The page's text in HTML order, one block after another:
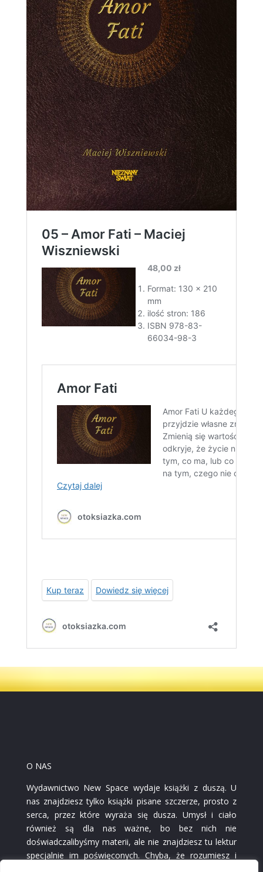
O NAS
Wydawnictwo New Space wydaje książki z duszą. U
nas znajdziesz tylko książki pisane szczerze, prosto z
serca, przez które wyraża się dusza. Umysł i ciało
również są dla nas ważne, bo bez nich nie
doświadczalibyśmy materii, ale nie znajdziesz tu lektur
specjalnie im poświęconych. Chyba, że rozumiesz i